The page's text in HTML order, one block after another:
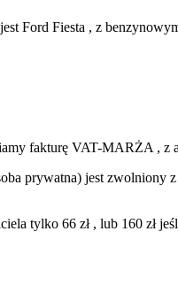
Ford Fiesta , z
fakturę VAT-MARŻA , z
prywatna) jest zwolniony
tylko 66 zł , lub 160 zł